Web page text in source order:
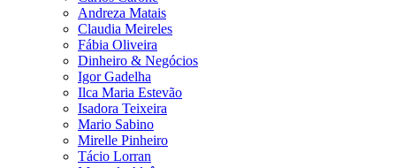
Andreza Matais
Claudia Meireles
Fábia Oliveira
Dinheiro & Negócios
Igor Gadelha
Ilca Maria Estevão
Isadora Teixeira
Mario Sabino
Mirelle Pinheiro
Tácio Lorran